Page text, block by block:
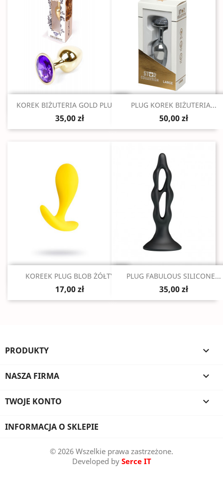
Szybki podgląd
KOREK BIŻUTERIA GOLD PLUG...
35,00 zł
 Szybki podgląd
PLUG KOREK BIŻUTERIA...
50,00 zł
Szybki podgląd
KOREEK PLUG BLOB ŻÓŁTY
17,00 zł
Szybki podgląd
PLUG FABULOUS SILICONE...
35,00 zł
PRODUKTY 
NASZA FIRMA 
TWOJE KONTO 
INFORMACJA O SKLEPIE
© 2026 Wszelkie prawa zastrzeżone.
Developed by Serce IT